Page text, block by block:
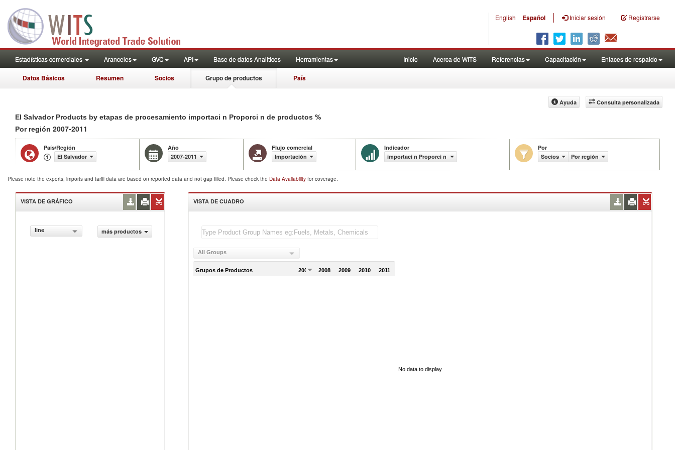
English Español | Iniciar sesión Registrarse
Estadísticas comerciales Aranceles GVC API Base de datos Analiticos Herramientas Inicio Acerca de WITS Referencias Capacitación Enlaces de respaldo
Datos Básicos Resumen Socios Grupo de productos País
Consulta personalizada
Ayuda
El Salvador Products by etapas de procesamiento importaci n Proporci n de productos %
Por región 2007-2011
País/Región
El Salvador
Año
2007-2011
Flujo comercial
Importación
Indicador
importaci n Proporci n de productos (%)
Por
Socios
Por región
Please note the exports, imports and tariff data are based on reported data and not gap filled. Please check the Data Availability for coverage.
VISTA DE GRÁFICO
line más productos
VISTA DE CUADRO
All Groups
Grupos de Productos 2007 2008 2009 2010 2011
No data to display